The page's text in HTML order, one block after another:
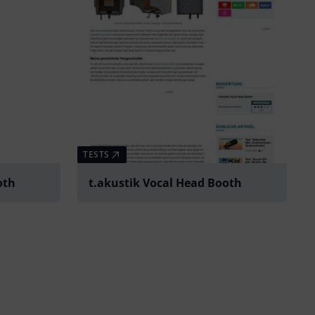
TESTS
t.akustik Vocal Head Booth